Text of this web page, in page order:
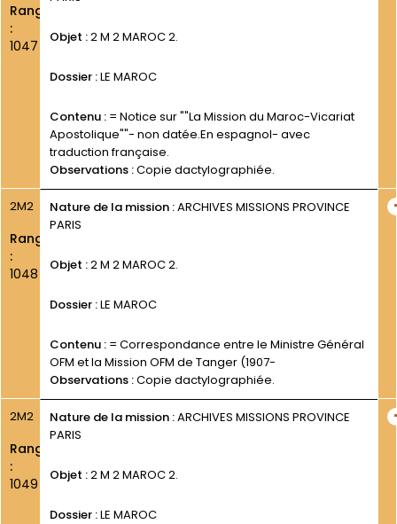
Rang
:
1047
Objet :2 M 2 MAROC 2.
Dossier :LE MAROC
Contenu := Notice sur ""La Mission du Maroc-Vicariat
Apostolique""- non datée.En espagnol- avec
traduction française.
Observations :Copie dactylographiée.
2M2
Rang
:
1048
Nature de la mission :ARCHIVES MISSIONS PROVINCE
PARIS
Objet :2 M 2 MAROC 2.
Dossier :LE MAROC
Contenu := Correspondance entre le Ministre Général
OFM et la Mission OFM de Tanger (1907-
Observations :Copie dactylographiée.
2M2
Rang
:
1049
Nature de la mission :ARCHIVES MISSIONS PROVINCE
PARIS
Objet :2 M 2 MAROC 2.
Dossier :LE MAROC